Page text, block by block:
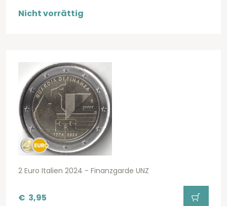
Nicht vorrättig
2 Euro Italien 2024 - Finanzgarde UNZ
€ 3,95